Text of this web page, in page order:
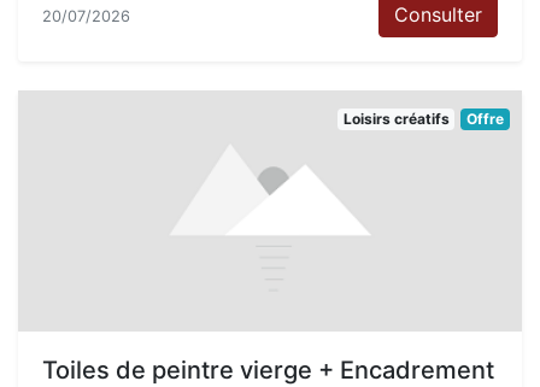
20/07/2026 Consulter
Loisirs créatifs Offre
Toiles de peintre vierge + Encadrement